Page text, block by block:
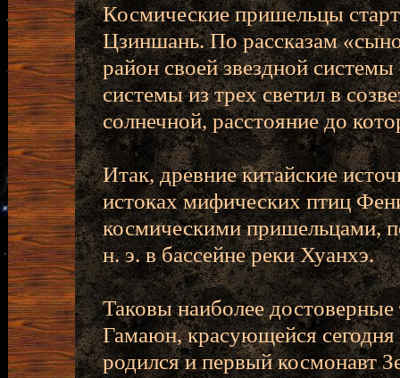
Космические пришельцы
Цзиншань. По рассказам
район своей звездной
системы из трех светил в
солнечной, расстояние до
Итак, древние китайские
истоках мифических птиц
космическими пришельцами,
н. э. в бассейне реки Хуанхэ.
Таковы наиболее
Гамаюн, красующейся
родился и первый космонавт